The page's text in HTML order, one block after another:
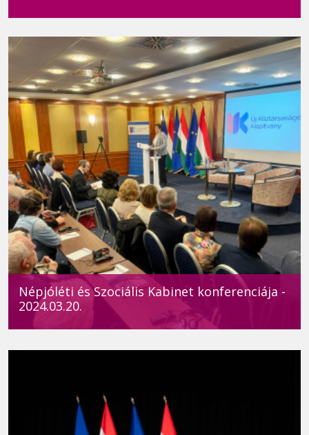
Népjóléti és Szociális Kabinet konferenciája -
2024.03.20.